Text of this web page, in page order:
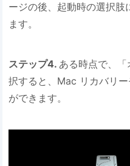
ージの後、起動時の選択肢
ます。
ステップ4. ある時点で、
択すると、Mac リカバリ
ができます。